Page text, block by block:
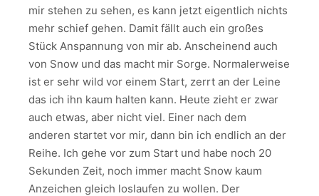
mir stehen zu sehen, es kann jetzt eigentlich nichts
mehr schief gehen. Damit fällt auch ein großes
Stück Anspannung von mir ab. Anscheinend auch
von Snow und das macht mir Sorge. Normalerweise
ist er sehr wild vor einem Start, zerrt an der Leine
das ich ihn kaum halten kann. Heute zieht er zwar
auch etwas, aber nicht viel. Einer nach dem
anderen startet vor mir, dann bin ich endlich an der
Reihe. Ich gehe vor zum Start und habe noch 20
Sekunden Zeit, noch immer macht Snow kaum
Anzeichen gleich loslaufen zu wollen. Der